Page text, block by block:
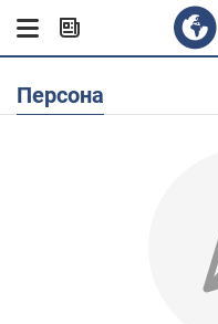
Персона